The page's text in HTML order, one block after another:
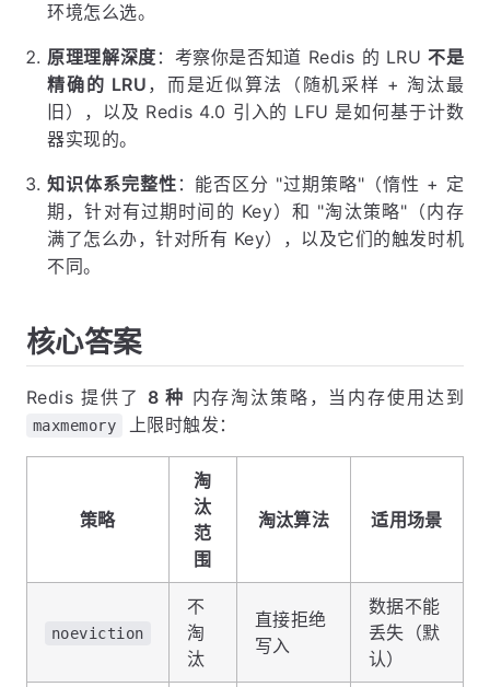
环境怎么选。
原理理解深度 ：考察你是否知道 Redis 的 LRU 不是
精确的 LRU ，而是近似算法（随机采样 + 淘汰最
旧），以及 Redis 4.0 引入的 LFU 是如何基于计数
器实现的。
知识体系完整性 ：能否区分 "过期策略"（惰性 + 定
期，针对有过期时间的 Key）和 "淘汰策略"（内存
满了怎么办，针对所有 Key），以及它们的触发时机
不同。
核心答案
Redis 提供了 8 种 内存淘汰策略，当内存使用达到
maxmemory 上限时触发：
策略
淘
汰
范
围
淘汰算法 适用场景
noeviction
不
淘
汰
直接拒绝
写入
数据不能
丢失（默
认）